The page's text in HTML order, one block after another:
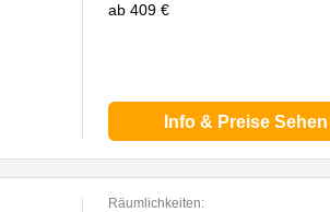
ab 409 €
Info & Preise Sehen
Räumlichkeiten: